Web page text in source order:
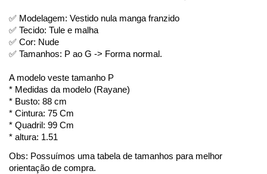
✅ Modelagem: Vestido nula manga franzido
✅ Tecido: Tule e malha
✅ Cor: Nude
✅ Tamanhos: P ao G -> Forma normal.
A modelo veste tamanho P
* Medidas da modelo (Rayane)
* Busto: 88 cm
* Cintura: 75 Cm
* Quadril: 99 Cm
* altura: 1.51
Obs: Possuímos uma tabela de tamanhos para melhor
orientação de compra.